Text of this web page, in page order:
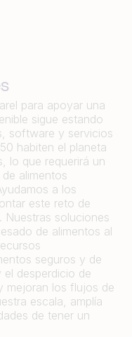
para apoyar una
sigue estando
software y servicios
habiten el planeta
lo que requerirá un
alimentos
a los
este reto de
soluciones
de alimentos al
seguros y de
el desperdicio de
mejoran los flujos de
escala, amplía
de tener un